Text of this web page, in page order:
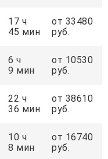
17 ч
45 мин
от 33480
руб.
6 ч
9 мин
от 10530
руб.
22 ч
36 мин
от 38610
руб.
10 ч
8 мин
от 16740
руб.